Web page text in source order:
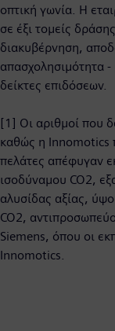
οπτική γωνία. Η
σε έξι τομείς
διακυβέρνηση,
απασχολησιμότητα
δείκτες επιδόσεων.
[1] Οι αριθμοί που
καθώς η Innomotics
πελάτες απέφυγαν
ισοδύναμου CO2,
αλυσίδας αξίας,
CO2,
Siemens, όπου οι
Innomotics.